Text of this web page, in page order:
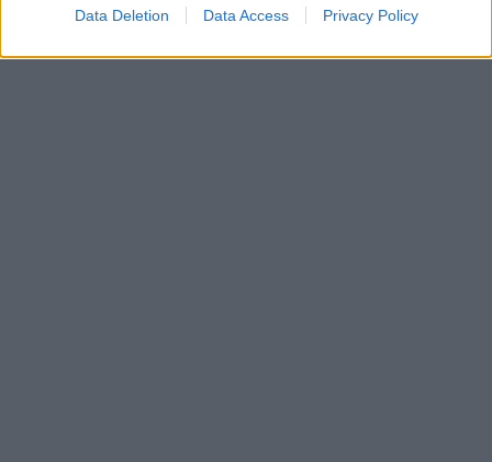
Data Deletion Data Access Privacy Policy